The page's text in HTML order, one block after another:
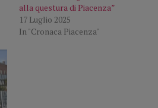
alla questura di Piacenza”
17 Luglio 2025
In "Cronaca Piacenza"